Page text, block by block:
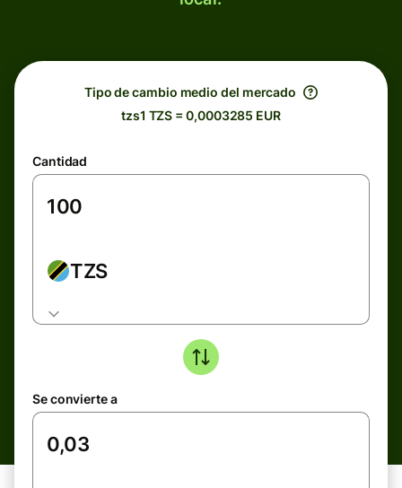
Tipo de cambio medio del mercado
tzs1 TZS = 0,0003285 EUR
Cantidad
TZS
Se convierte a